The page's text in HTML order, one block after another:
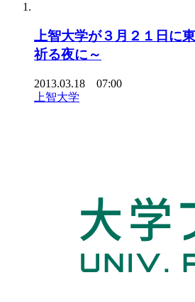
上智大学が３月２１日に
祈る夜に～
2013.03.18 07:00
上智大学